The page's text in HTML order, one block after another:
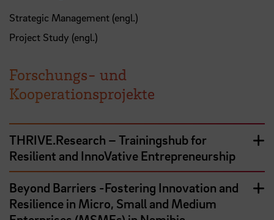
Strategic Management (engl.)
Project Study (engl.)
Forschungs- und
Kooperationsprojekte
THRIVE.Research – Trainingshub for
Resilient and InnoVative Entrepreneurship
Beyond Barriers -Fostering Innovation and
Resilience in Micro, Small and Medium